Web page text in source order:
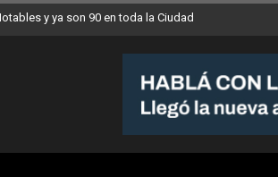
y ya son 90 en toda la Ciudad